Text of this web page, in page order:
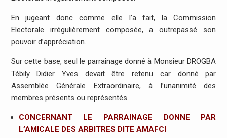
En jugeant donc comme elle l’a fait, la Commission
Electorale irrégulièrement composée, a outrepassé son
pouvoir d’appréciation.
Sur cette base, seul le parrainage donné à Monsieur DROGBA
Tébily Didier Yves devait être retenu car donné par
Assemblée Générale Extraordinaire, à l’unanimité des
membres présents ou représentés.
CONCERNANT LE PARRAINAGE DONNE PAR
L’AMICALE DES ARBITRES DITE AMAFCI